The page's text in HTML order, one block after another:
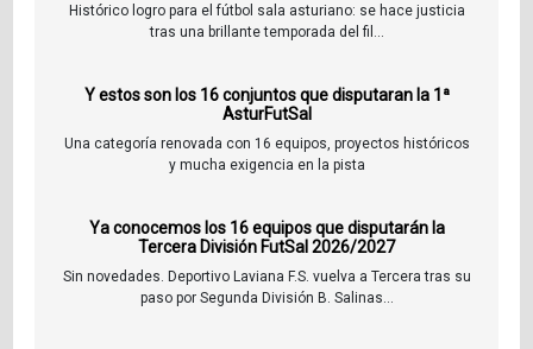
Histórico logro para el fútbol sala asturiano: se hace justicia
tras una brillante temporada del fil...
Y estos son los 16 conjuntos que disputaran la 1ª
AsturFutSal
Una categoría renovada con 16 equipos, proyectos históricos
y mucha exigencia en la pista
Ya conocemos los 16 equipos que disputarán la
Tercera División FutSal 2026/2027
Sin novedades. Deportivo Laviana F.S. vuelva a Tercera tras su
paso por Segunda División B. Salinas...